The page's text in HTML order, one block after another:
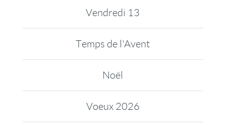
Vendredi 13
Temps de l'Avent
Noël
Voeux 2026